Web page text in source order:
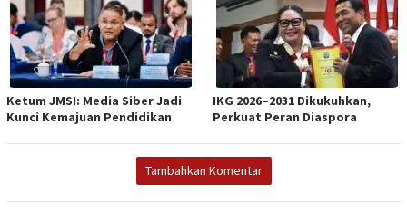
Ketum JMSI: Media Siber Jadi
Kunci Kemajuan Pendidikan
IKG 2026–2031 Dikukuhkan,
Perkuat Peran Diaspora
Tambahkan Komentar